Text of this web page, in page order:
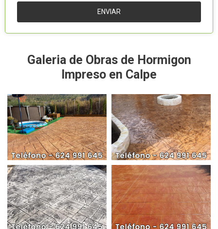
Galeria de Obras de Hormigon
Impreso en Calpe